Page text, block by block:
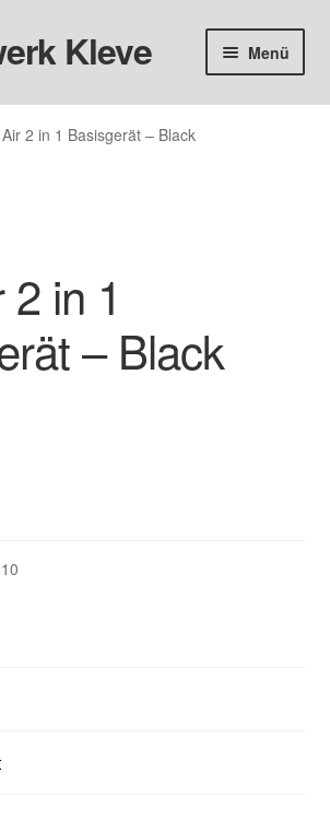
Kleve Menü
Air 2 in 1 Basisgerät – Black
in 1
– Black